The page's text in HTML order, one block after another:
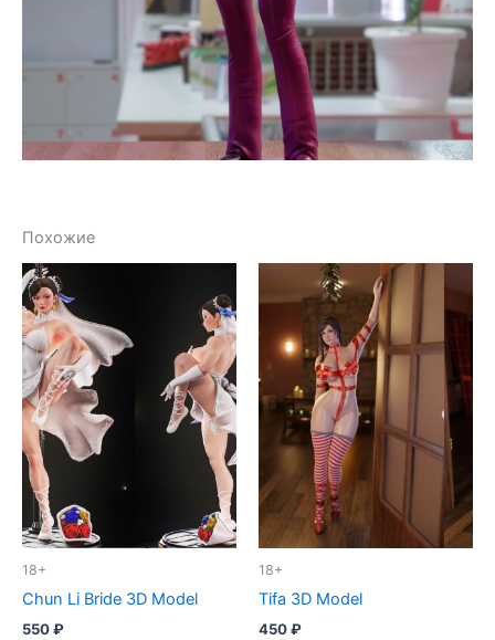
Похожие
18+
Chun Li Bride 3D Model
550₽
18+
Tifa 3D Model
450₽